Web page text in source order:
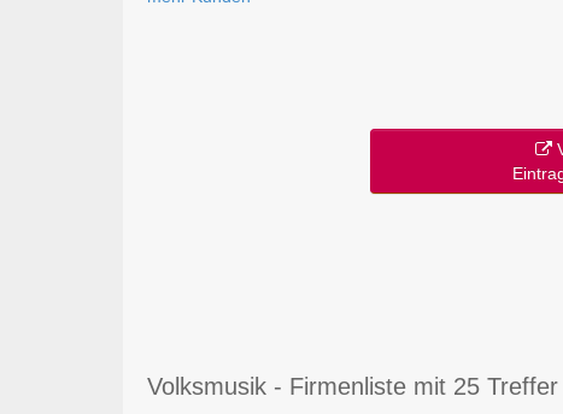
Volksmusik - Firmenliste mit 25 Treffer